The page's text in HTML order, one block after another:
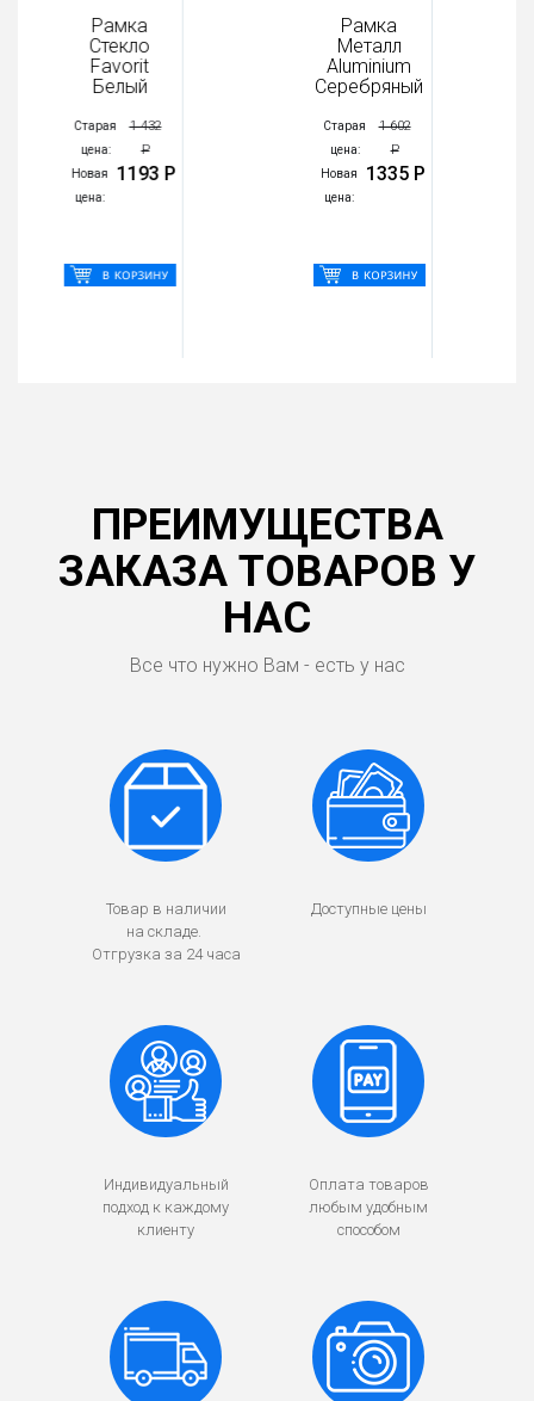
Рамка
Стекло
Favorit
Белый
Старая
1 432
Р
Новая 1193 Р
Рамка
Металл
Aluminium
Серебряный
Старая
1 602
Р
1335 Р
ПРЕИМУЩЕСТВА
ЗАКАЗА ТОВАРОВ У
НАС
Все что нужно Вам - есть у нас
Товар в наличии
на складе.
Отгрузка за 24 часа
Доступные цены
Индивидуальный
подход к каждому
клиенту
Оплата товаров
любым удобным
способом